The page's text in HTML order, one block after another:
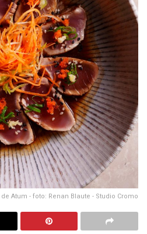
Atum - foto: Renan Blaute - Studio Cromo